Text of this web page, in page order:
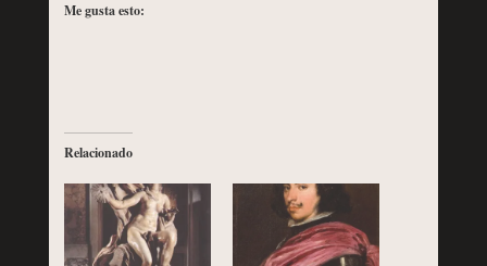
Me gusta esto:
Relacionado